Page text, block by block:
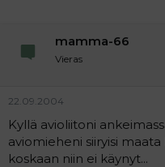
mamma-66
Vieras
22.09.2004
Kyllä avioliitoni
aviomieheni siiryisi
koskaan niin ei käynyt...